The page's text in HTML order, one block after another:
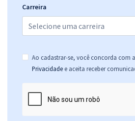
Carreira
Ao cadastrar-se, você concorda com
Privacidade e aceita receber